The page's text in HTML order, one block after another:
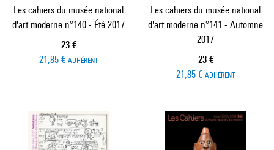
Les cahiers du musée national
d'art moderne n°140 - Été 2017
Prix ​​actuel
23 €
21,85 € ADHÉRENT
Les cahiers du musée national
d'art moderne n°141 - Automne
2017
Prix ​​actuel
23 €
21,85 € ADHÉRENT